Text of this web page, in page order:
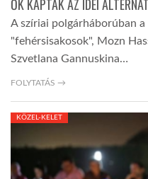
ŐK KAPTÁK AZ IDEI
A szíriai polgárháborúban
"fehérsisakosok", Mozn
Szvetlana Gannuskina…
FOLYTATÁS →
KÖZEL-KELET